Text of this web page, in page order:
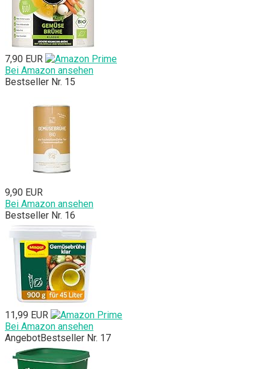
7,90 EUR
Bei Amazon ansehen
Bestseller Nr. 15
9,90 EUR
Bei Amazon ansehen
Bestseller Nr. 16
11,99 EUR
Bei Amazon ansehen
AngebotBestseller Nr. 17